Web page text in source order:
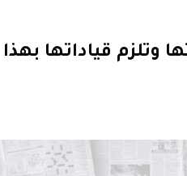
وتلزم قياداتها بهذا